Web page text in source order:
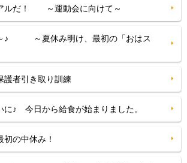
ルだ！ ～運動会に向けて～
♪ ～夏休み明け、最初の「おはス
護者引き取り訓練
♪ 今日から給食が始まりました。
初の中休み！